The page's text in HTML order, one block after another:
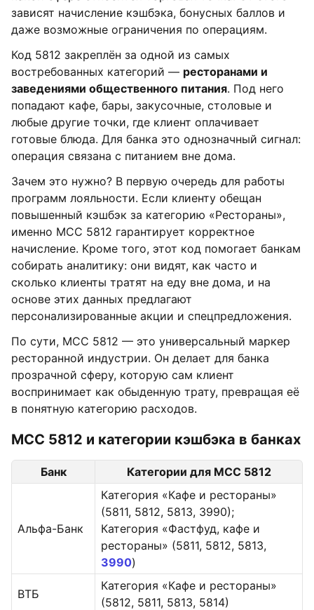
зависят начисление кэшбэка, бонусных баллов и
даже возможные ограничения по операциям.
Код 5812 закреплён за одной из самых
востребованных категорий — ресторанами и
заведениями общественного питания. Под него
попадают кафе, бары, закусочные, столовые и
любые другие точки, где клиент оплачивает
готовые блюда. Для банка это однозначный сигнал:
операция связана с питанием вне дома.
Зачем это нужно? В первую очередь для работы
программ лояльности. Если клиенту обещан
повышенный кэшбэк за категорию «Рестораны»,
именно MCC 5812 гарантирует корректное
начисление. Кроме того, этот код помогает банкам
собирать аналитику: они видят, как часто и
сколько клиенты тратят на еду вне дома, и на
основе этих данных предлагают
персонализированные акции и спецпредложения.
По сути, MCC 5812 — это универсальный маркер
ресторанной индустрии. Он делает для банка
прозрачной сферу, которую сам клиент
воспринимает как обыденную трату, превращая её
в понятную категорию расходов.
MCC 5812 и категории кэшбэка в банках
Банк Категории для МСС 5812
Альфа-Банк
Категория «Кафе и рестораны»
(5811, 5812, 5813, 3990);
Категория «Фастфуд, кафе и
рестораны» (5811, 5812, 5813,
3990)
ВТБ
Категория «Кафе и рестораны»
(5812, 5811, 5813, 5814)